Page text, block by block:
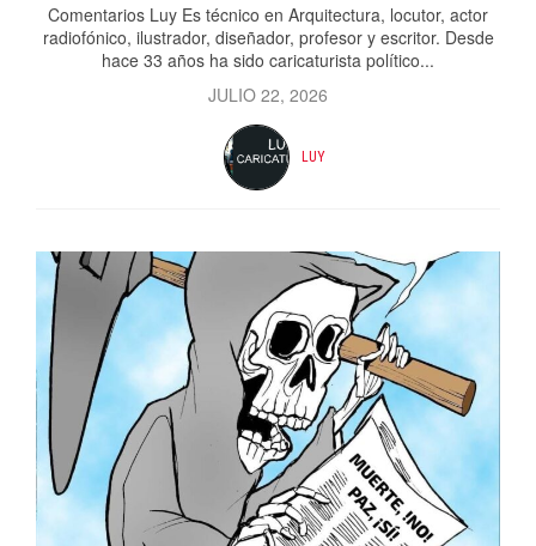
Comentarios Luy Es técnico en Arquitectura, locutor, actor
radiofónico, ilustrador, diseñador, profesor y escritor. Desde
hace 33 años ha sido caricaturista político...
JULIO 22, 2026
LUY